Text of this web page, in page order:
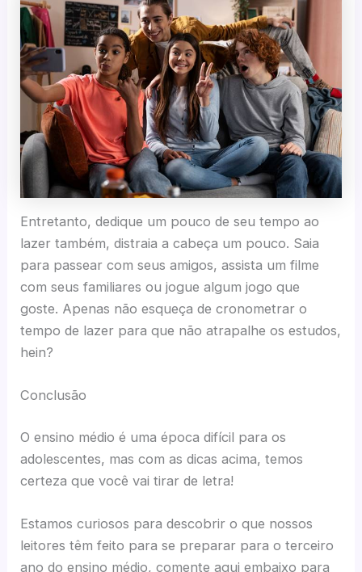
Entretanto, dedique um pouco de seu tempo ao
lazer também, distraia a cabeça um pouco. Saia
para passear com seus amigos, assista um filme
com seus familiares ou jogue algum jogo que
goste. Apenas não esqueça de cronometrar o
tempo de lazer para que não atrapalhe os estudos,
hein?
Conclusão
O ensino médio é uma época difícil para os
adolescentes, mas com as dicas acima, temos
certeza que você vai tirar de letra!
Estamos curiosos para descobrir o que nossos
leitores têm feito para se preparar para o terceiro
ano do ensino médio, comente aqui embaixo para